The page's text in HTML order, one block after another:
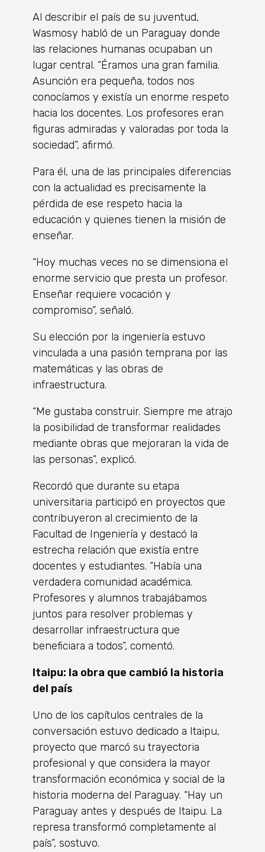
Al describir el país de su juventud,
Wasmosy habló de un Paraguay donde
las relaciones humanas ocupaban un
lugar central. “Éramos una gran familia.
Asunción era pequeña, todos nos
conocíamos y existía un enorme respeto
hacia los docentes. Los profesores eran
figuras admiradas y valoradas por toda la
sociedad”, afirmó.
Para él, una de las principales diferencias
con la actualidad es precisamente la
pérdida de ese respeto hacia la
educación y quienes tienen la misión de
enseñar.
“Hoy muchas veces no se dimensiona el
enorme servicio que presta un profesor.
Enseñar requiere vocación y
compromiso”, señaló.
Su elección por la ingeniería estuvo
vinculada a una pasión temprana por las
matemáticas y las obras de
infraestructura.
“Me gustaba construir. Siempre me atrajo
la posibilidad de transformar realidades
mediante obras que mejoraran la vida de
las personas”, explicó.
Recordó que durante su etapa
universitaria participó en proyectos que
contribuyeron al crecimiento de la
Facultad de Ingeniería y destacó la
estrecha relación que existía entre
docentes y estudiantes. “Había una
verdadera comunidad académica.
Profesores y alumnos trabajábamos
juntos para resolver problemas y
desarrollar infraestructura que
beneficiara a todos”, comentó.
Itaipu: la obra que cambió la historia
del país
Uno de los capítulos centrales de la
conversación estuvo dedicado a Itaipu,
proyecto que marcó su trayectoria
profesional y que considera la mayor
transformación económica y social de la
historia moderna del Paraguay. “Hay un
Paraguay antes y después de Itaipu. La
represa transformó completamente al
país”, sostuvo.